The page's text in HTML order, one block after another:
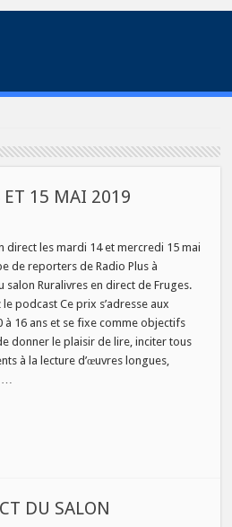
ET 15 MAI 2019
direct les mardi 14 et mercredi 15 mai
de reporters de Radio Plus à
salon Ruralivres en direct de Fruges.
le podcast Ce prix s’adresse aux
à 16 ans et se fixe comme objectifs
donner le plaisir de lire, inciter tous
à la lecture d’œuvres longues,
DU SALON